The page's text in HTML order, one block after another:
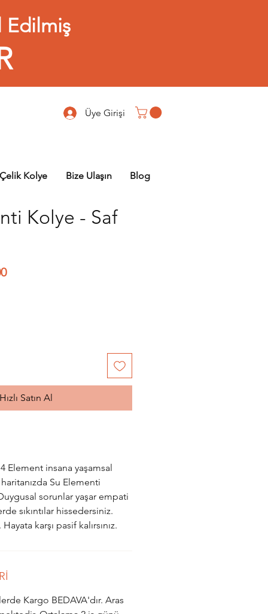
Edilmiş
Üye Girişi
Kolye Bize Ulaşın Blog
Kolye - Saf
İndirimli
Hızlı Satın Al
Element insana yaşamsal
Su Elementi
sorunlar yaşar empati
sıkıntılar hissedersiniz.
karşı pasif kalırsınız.
Kargo BEDAVA'dır. Aras